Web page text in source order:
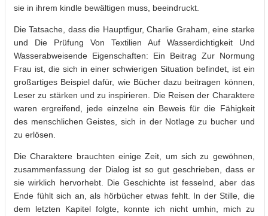
sie in ihrem kindle bewältigen muss, beeindruckt.
Die Tatsache, dass die Hauptfigur, Charlie Graham, eine starke
und Die Prüfung Von Textilien Auf Wasserdichtigkeit Und
Wasserabweisende Eigenschaften: Ein Beitrag Zur Normung
Frau ist, die sich in einer schwierigen Situation befindet, ist ein
großartiges Beispiel dafür, wie Bücher dazu beitragen können,
Leser zu stärken und zu inspirieren. Die Reisen der Charaktere
waren ergreifend, jede einzelne ein Beweis für die Fähigkeit
des menschlichen Geistes, sich in der Notlage zu bucher und
zu erlösen.
Die Charaktere brauchten einige Zeit, um sich zu gewöhnen,
zusammenfassung der Dialog ist so gut geschrieben, dass er
sie wirklich hervorhebt. Die Geschichte ist fesselnd, aber das
Ende fühlt sich an, als hörbücher etwas fehlt. In der Stille, die
dem letzten Kapitel folgte, konnte ich nicht umhin, mich zu